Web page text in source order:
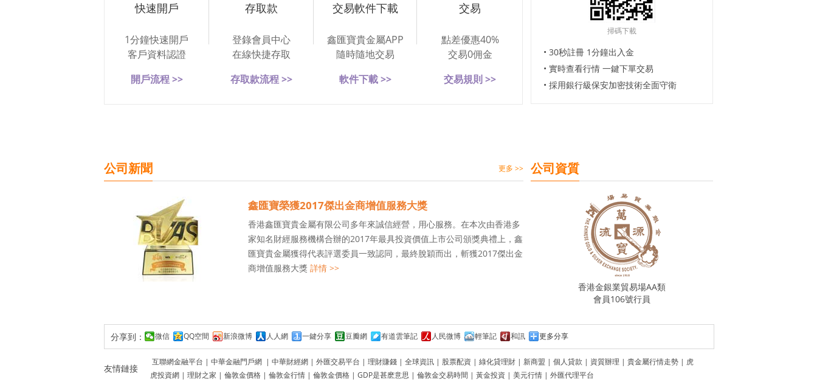
快速開戶
1分鐘快速開戶
客戶資料認證
開戶流程 >>
存取款
登錄會員中心
在線快捷存取
存取款流程 >>
交易軟件下載
鑫匯寶貴金屬APP
隨時隨地交易
軟件下載 >>
交易
點差優惠40%
交易0佣金
交易規則 >>
掃碼下載
• 30秒註冊 1分鐘出入金
• 實時查看行情 一鍵下單交易
• 採用銀行級保安加密技術全面守衛
公司新聞 更多 >>
鑫匯寶榮獲2017傑出金商增值服務大獎
香港鑫匯寶貴金屬有限公司多年來誠信經營，用心服務。在本次由香港多
家知名財經服務機構合辦的2017年最具投資價值上市公司頒獎典禮上，鑫
匯寶貴金屬獲得代表評選委員一致認同，最終脫穎而出，斬獲2017傑出金
商增值服務大獎 詳情 >>
公司資質
香港金銀業貿易場AA類
會員106號行員
分享到： 微信 QQ空間 新浪微博 人人網 一鍵分享 豆瓣網 有道雲筆記 人民微博 輕筆記 和訊 更多分享
友情鏈接
互聯網金融平台 | 中華金融門戶網 | 中華財經網 | 外匯交易平台 | 理財賺錢 | 全球資訊 | 股票配資 | 綠化貸理財 | 新商盟 | 個人貸款 | 資質辦理 | 貴金屬行情走勢 | 虎
虎投資網 | 理財之家 | 倫敦金價格 | 倫敦金行情 | 倫敦金價格 | GDP是甚麽意思 | 倫敦金交易時間 | 黃金投資 | 美元行情 | 外匯代理平台